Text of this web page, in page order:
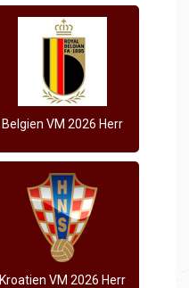
Belgien VM 2026 Herr
Kroatien VM 2026 Herr